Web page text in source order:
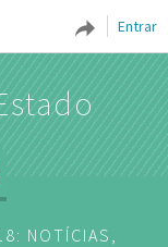
Entrar
NOTÍCIAS,